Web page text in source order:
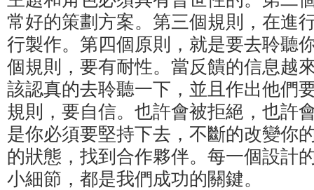
常好的策劃方案。第三個規則，在進
行製作。第四個原則，就是要去聆聽
個規則，要有耐性。當反饋的信息越
該認真的去聆聽一下，並且作出他們
規則，要自信。也許會被拒絕，也許
是你必須要堅持下去，不斷的改變你
的狀態，找到合作夥伴。每一個設計
小細節，都是我們成功的關鍵。